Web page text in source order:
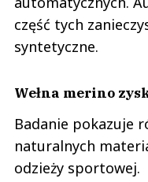
część tych
syntetyczne.
Wełna merino
Badanie pokazuje
naturalnych
odzieży sportowej.